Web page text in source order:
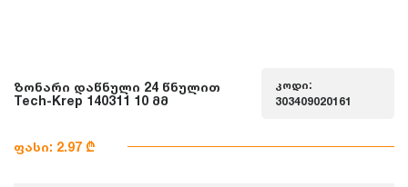
ზონარი დაწნული 24 წნულით
Tech-Krep 140311 10 მმ
კოდი:
303409020161
ფასი: 2.97 ₾